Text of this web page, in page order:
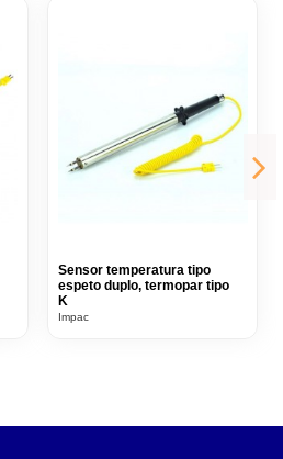
Sensor temperatura tipo
espeto duplo, termopar tipo
K
Impac